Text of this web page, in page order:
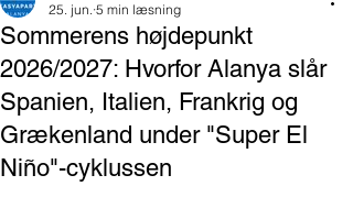
Sommerens højdepunkt
2026/2027: Hvorfor Alanya slår
Spanien, Italien, Frankrig og
Grækenland under "Super El
Niño"-cyklussen
25. jun. 5 min læsning